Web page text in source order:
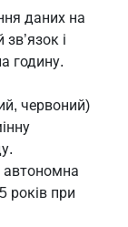
даних на
і
годину.
червоний)
років при